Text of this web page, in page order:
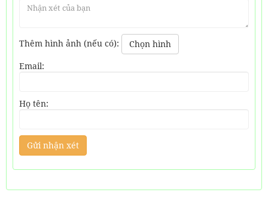
Thêm hình ảnh (nếu có):
Chọn hình
Email:
Họ tên: